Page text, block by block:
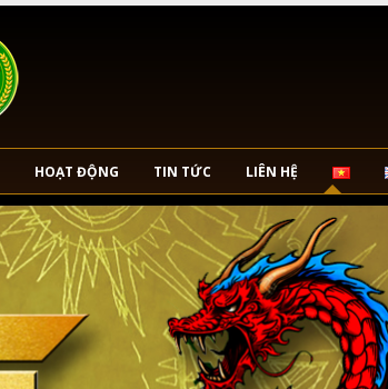
HOẠT ĐỘNG TIN TỨC LIÊN HỆ